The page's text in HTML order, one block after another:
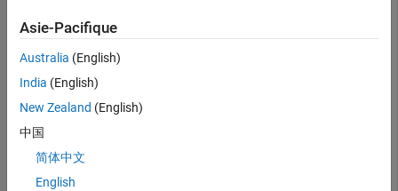
Launch the Satellite Scenario Viewer.
v = satelliteScenarioViewer(sc);
Asie-Pacifique
Australia (English)
India (English)
New Zealand (English)
中国
简体中文
English